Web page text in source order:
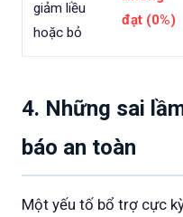
giảm liều
hoặc bỏ
đạt (0%)
4. Những sai
báo an toàn
Một yếu tố bổ trợ cực